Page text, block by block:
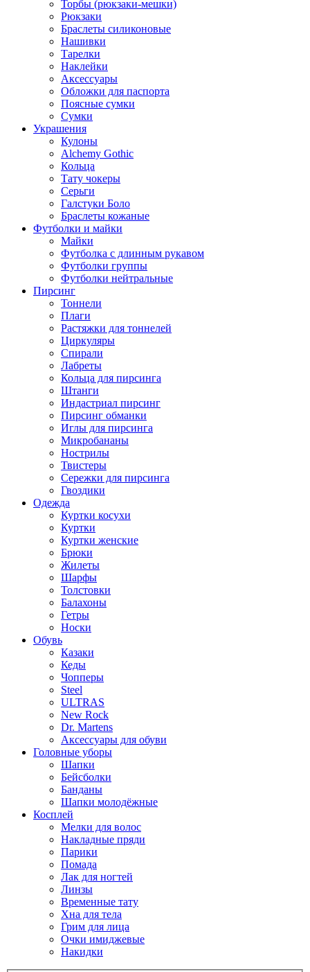
Торбы (рюкзаки-мешки)
Рюкзаки
Браслеты силиконовые
Нашивки
Тарелки
Наклейки
Аксессуары
Обложки для паспорта
Поясные сумки
Сумки
Украшения
Кулоны
Alchemy Gothic
Кольца
Тату чокеры
Серьги
Галстуки Боло
Браслеты кожаные
Футболки и майки
Майки
Футболка с длинным рукавом
Футболки группы
Футболки нейтральные
Пирсинг
Тоннели
Плаги
Растяжки для тоннелей
Циркуляры
Спирали
Лабреты
Кольца для пирсинга
Штанги
Индастриал пирсинг
Пирсинг обманки
Иглы для пирсинга
Микробананы
Нострилы
Твистеры
Сережки для пирсинга
Гвоздики
Одежда
Куртки косухи
Куртки
Куртки женские
Брюки
Жилеты
Шарфы
Толстовки
Балахоны
Гетры
Носки
Обувь
Казаки
Кеды
Чопперы
Steel
ULTRAS
New Rock
Dr. Martens
Аксессуары для обуви
Головные уборы
Шапки
Бейсболки
Банданы
Шапки молодёжные
Косплей
Мелки для волос
Накладные пряди
Парики
Помада
Лак для ногтей
Линзы
Временные тату
Хна для тела
Грим для лица
Очки имиджевые
Накидки